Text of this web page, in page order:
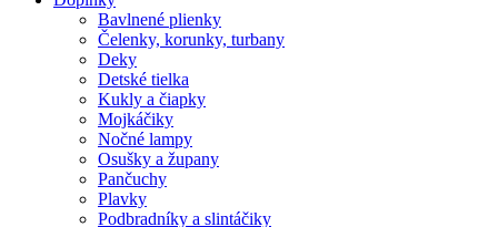
Bavlnené plienky
Čelenky, korunky, turbany
Deky
Detské tielka
Kukly a čiapky
Mojkáčiky
Nočné lampy
Osušky a župany
Pančuchy
Plavky
Podbradníky a slintáčiky